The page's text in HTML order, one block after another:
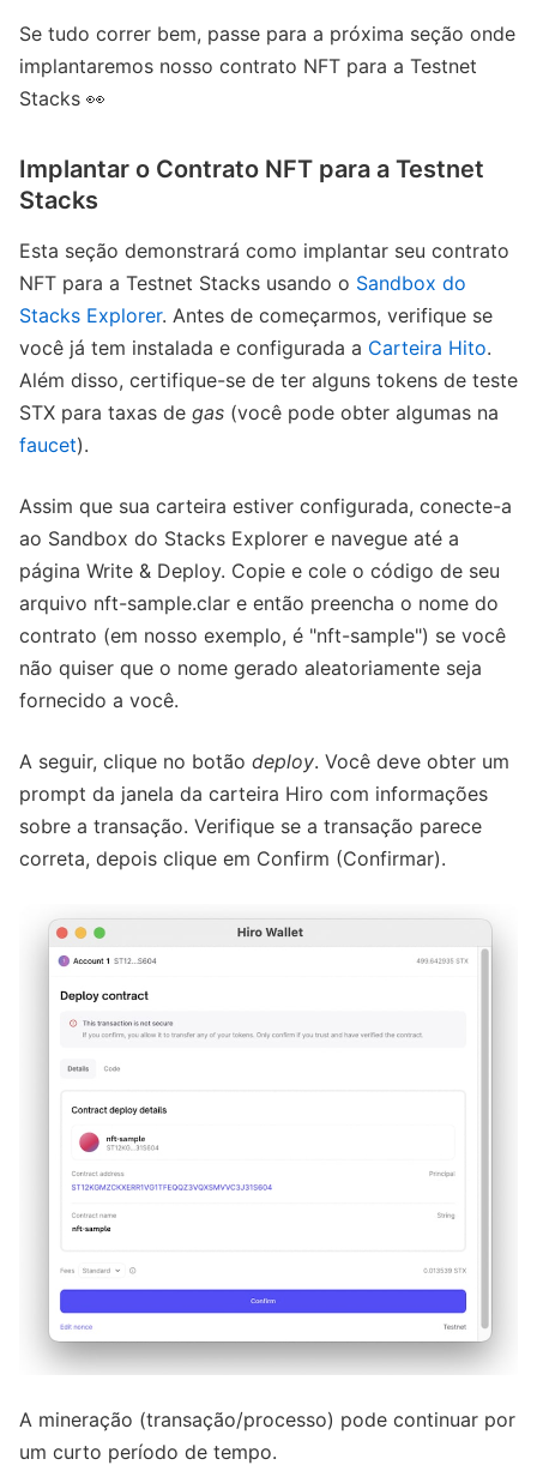
Se tudo correr bem, passe para a próxima seção onde
implantaremos nosso contrato NFT para a Testnet
Stacks 👀
Implantar o Contrato NFT para a Testnet
Stacks
Esta seção demonstrará como implantar seu contrato
NFT para a Testnet Stacks usando o Sandbox do
Stacks Explorer. Antes de começarmos, verifique se
você já tem instalada e configurada a Carteira Hito.
Além disso, certifique-se de ter alguns tokens de teste
STX para taxas de gas (você pode obter algumas na
faucet).
Assim que sua carteira estiver configurada, conecte-a
ao Sandbox do Stacks Explorer e navegue até a
página Write & Deploy. Copie e cole o código de seu
arquivo nft-sample.clar e então preencha o nome do
contrato (em nosso exemplo, é "nft-sample") se você
não quiser que o nome gerado aleatoriamente seja
fornecido a você.
A seguir, clique no botão deploy. Você deve obter um
prompt da janela da carteira Hiro com informações
sobre a transação. Verifique se a transação parece
correta, depois clique em Confirm (Confirmar).
A mineração (transação/processo) pode continuar por
um curto período de tempo.